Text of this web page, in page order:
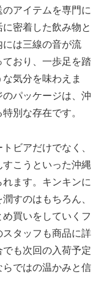
アイテムを専門に
密着した飲み物と
には三線の音が流
おり、一歩足を踏
気分を味わえま
パッケージは、沖
別な存在です。
ビアだけでなく、
こうといった沖縄
ます。キンキンに
すのはもちろん、
買いをしていくフ
スタッフも商品に詳
も次回の入荷予定
ではの温かみと信